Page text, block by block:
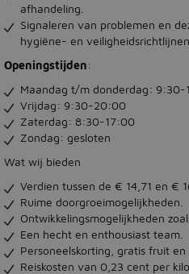
afhandeling.
Signaleren van problemen en
hygiëne- en veiligheidsrichtlijnen.
Openingstijden:
Maandag t/m donderdag: 9:30-
Vrijdag: 9:30-20:00
Zaterdag: 8:30-17:00
Zondag: gesloten
Wat wij bieden
Verdien tussen de € 14,71 en €
Ruime doorgroeimogelijkheden.
Ontwikkelingsmogelijkheden
Een hecht en enthousiast team.
Personeelskorting, gratis fruit
Reiskosten van 0,23 cent per